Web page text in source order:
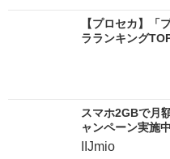
【プロセカ】「
ラランキング
スマホ2GBで月
ャンペーン実施
IIJmio